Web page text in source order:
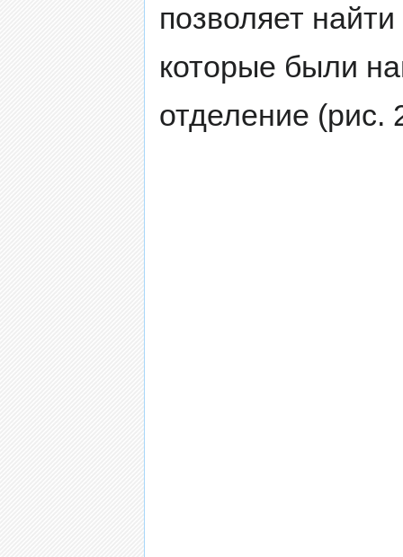
позволяет
которые были
отделение (рис.